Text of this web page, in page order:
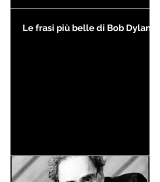
Le frasi più belle di Bob Dylan